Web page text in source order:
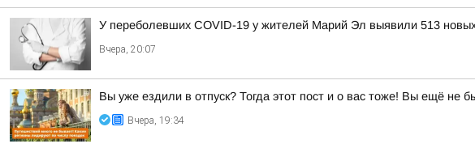
У переболевших COVID-19 у жителей Марий Эл выявили 513 новых
Вчера, 20:07
Вы уже ездили в отпуск? Тогда этот пост и о вас тоже! Вы ещё не
Вчера, 19:34